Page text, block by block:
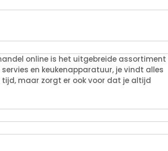
online is het uitgebreide assortiment
en keukenapparatuur, je vindt alles
maar zorgt er ook voor dat je altijd